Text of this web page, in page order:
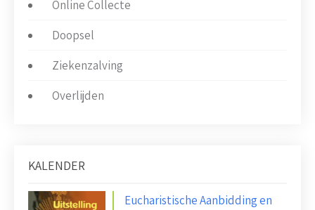
Online Collecte
Doopsel
Ziekenzalving
Overlijden
KALENDER
Eucharistische Aanbidding en